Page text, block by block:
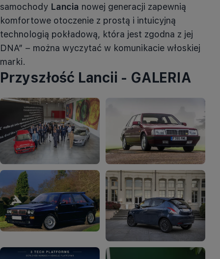
samochody Lancia nowej generacji zapewnią
komfortowe otoczenie z prostą i intuicyjną
technologią pokładową, która jest zgodna z jej
DNA” – można wyczytać w komunikacie włoskiej
marki.
Przyszłość Lancii - GALERIA